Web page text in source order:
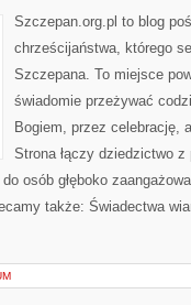
Szczepan.org.pl to blog
chrześcijaństwa, którego
Szczepana. To miejsce
świadomie przeżywać
Bogiem, przez celebrację,
Strona łączy dziedzictwo
osób głęboko
także: Świadectwa